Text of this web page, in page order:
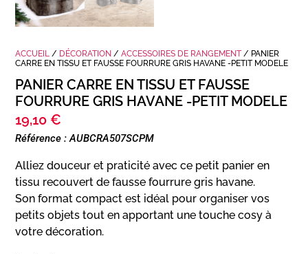
ACCUEIL / DÉCORATION /ACCESSOIRES DE RANGEMENT/ PANIER
CARRE EN TISSU ET FAUSSE FOURRURE GRIS HAVANE -PETIT MODELE
PANIER CARRE EN TISSU ET FAUSSE
FOURRURE GRIS HAVANE -PETIT MODELE
19,10 €
Référence : AUBCRA507SCPM
Alliez douceur et praticité avec ce petit panier en
tissu recouvert de fausse fourrure gris havane.
Son format compact est idéal pour organiser vos
petits objets tout en apportant une touche cosy à
votre décoration.